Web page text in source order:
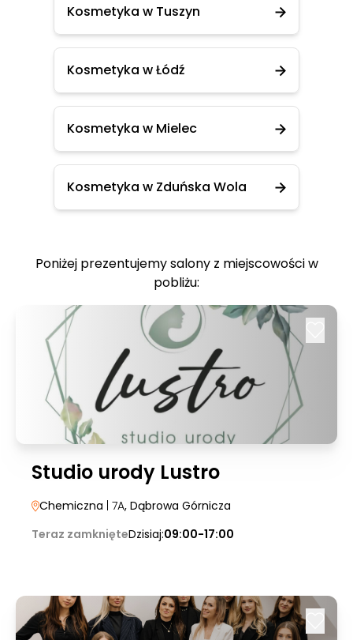
Kosmetyka w Tuszyn
Kosmetyka w Łódź
Kosmetyka w Mielec
Kosmetyka w Zduńska Wola
Poniżej prezentujemy salony z miejscowości w
pobliżu:
Studio urody Lustro
Chemiczna | 7A, Dąbrowa Górnicza
Teraz zamknięteDzisiaj:09:00-17:00